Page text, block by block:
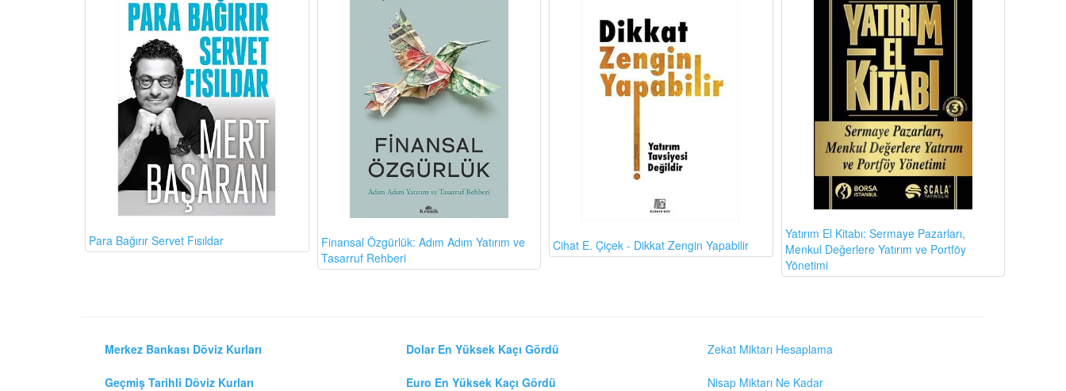
Para Bağırır Servet Fısıldar
Finansal Özgürlük: Adım Adım Yatırım ve
Tasarruf Rehberi
Cihat E. Çiçek - Dikkat Zengin Yapabilir
Yatırım El Kitabı: Sermaye Pazarları,
Menkul Değerlere Yatırım ve Portföy
Yönetimi
Merkez Bankası Döviz Kurları
Geçmiş Tarihli Döviz Kurları
Dolar En Yüksek Kaçı Gördü
Euro En Yüksek Kaçı Gördü
Zekat Miktarı Hesaplama
Nisap Miktarı Ne Kadar